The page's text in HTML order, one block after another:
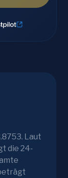
Laut
die 24-